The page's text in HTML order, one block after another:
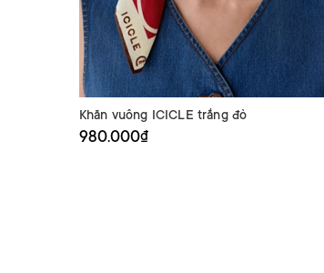
Khăn vuông ICICLE trắng đỏ
980.000₫